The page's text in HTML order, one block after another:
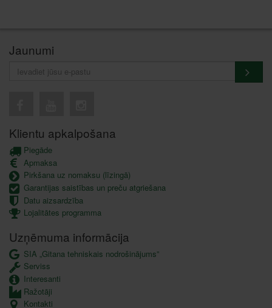
Jaunumi
Klientu apkalpošana
Piegāde
Apmaksa
Pirkšana uz nomaksu (līzingā)
Garantijas saistības un preču atgriešana
Datu aizsardzība
Lojalitātes programma
Uzņēmuma informācija
SIA „Gitana tehniskais nodrošinājums”
Serviss
Interesanti
Ražotāji
Kontakti